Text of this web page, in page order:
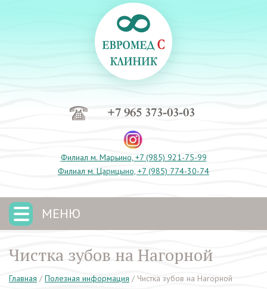
+7 965 373-03-03
Филиал м. Марьино, +7 (985) 921-75-99
Филиал м. Царицыно, +7 (985) 774-30-74
МЕНЮ
Чистка зубов на Нагорной
Главная / Полезная информация / Чистка зубов на Нагорной